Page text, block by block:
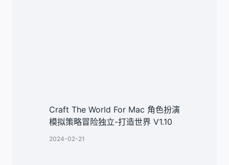
Craft The World For Mac 角色扮演
模拟策略冒险独立-打造世界 V1.10
2024-02-21